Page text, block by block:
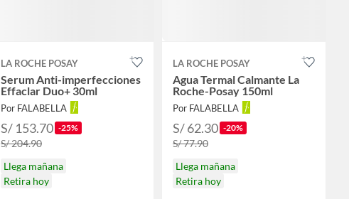
LA ROCHE POSAY
Serum Anti-imperfecciones
Effaclar Duo+ 30ml
Por FALABELLA
S/ 153.70 -25%
S/ 204.90
Llega mañana
Retira hoy
LA ROCHE POSAY
Agua Termal Calmante La
Roche-Posay 150ml
Por FALABELLA
S/ 62.30 -20%
S/ 77.90
Llega mañana
Retira hoy